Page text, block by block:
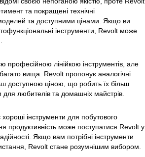
та покращені технічні
та доступними цінами. Якщо ви
інструменти, Revolt може
професійною лінійкою інструментів, але
вища. Revolt пропонує аналогічні
доступною ціною, що робить їх більш
любителів та домашніх майстрів.
інструменти для побутового
продуктивність може поступатися Revolt у
Якщо вам потрібні інструменти
Revolt стане розумнішим вибором.